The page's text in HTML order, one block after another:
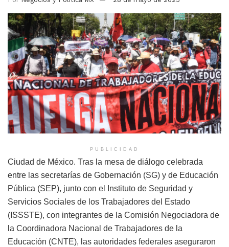
PUBLICIDAD
Ciudad de México. Tras la mesa de diálogo celebrada
entre las secretarías de Gobernación (SG) y de Educación
Pública (SEP), junto con el Instituto de Seguridad y
Servicios Sociales de los Trabajadores del Estado
(ISSSTE), con integrantes de la Comisión Negociadora de
la Coordinadora Nacional de Trabajadores de la
Educación (CNTE), las autoridades federales aseguraron